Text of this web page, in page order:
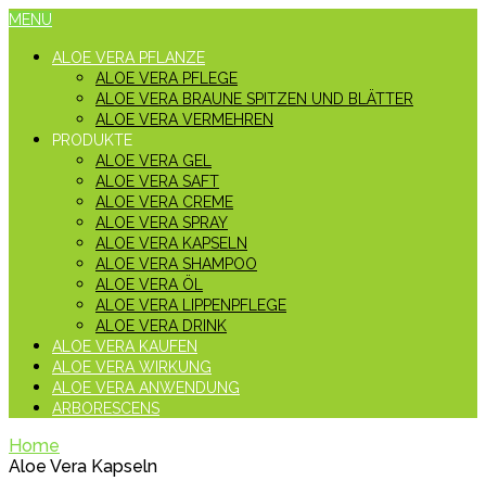
MENU
ALOE VERA PFLANZE
ALOE VERA PFLEGE
ALOE VERA BRAUNE SPITZEN UND BLÄTTER
ALOE VERA VERMEHREN
PRODUKTE
ALOE VERA GEL
ALOE VERA SAFT
ALOE VERA CREME
ALOE VERA SPRAY
ALOE VERA KAPSELN
ALOE VERA SHAMPOO
ALOE VERA ÖL
ALOE VERA LIPPENPFLEGE
ALOE VERA DRINK
ALOE VERA KAUFEN
ALOE VERA WIRKUNG
ALOE VERA ANWENDUNG
ARBORESCENS
Home
Aloe Vera Kapseln